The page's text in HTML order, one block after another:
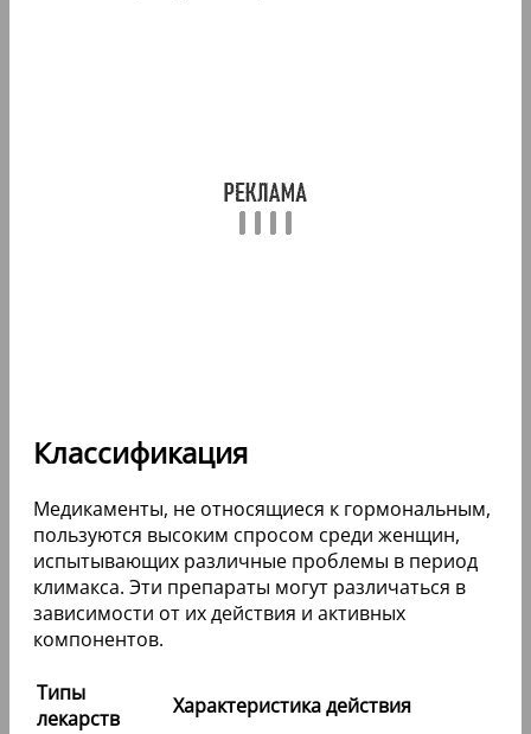
Классификация
Медикаменты, не относящиеся к гормональным,
пользуются высоким спросом среди женщин,
испытывающих различные проблемы в период
климакса. Эти препараты могут различаться в
зависимости от их действия и активных
компонентов.
Типы
лекарств
Характеристика действия